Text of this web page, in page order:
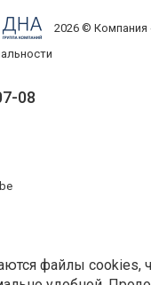
2026 © Компания
08
файлы cookies,